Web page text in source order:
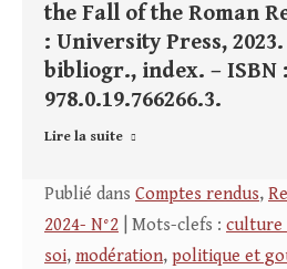
the Fall of the Roman
: University Press, 2023.
bibliogr., index. – ISBN :
978.0.19.766266.3.
Lire la suite
Publié dans Comptes rendus,
2024- N°2 | Mots-clefs : culture
soi, modération, politique et